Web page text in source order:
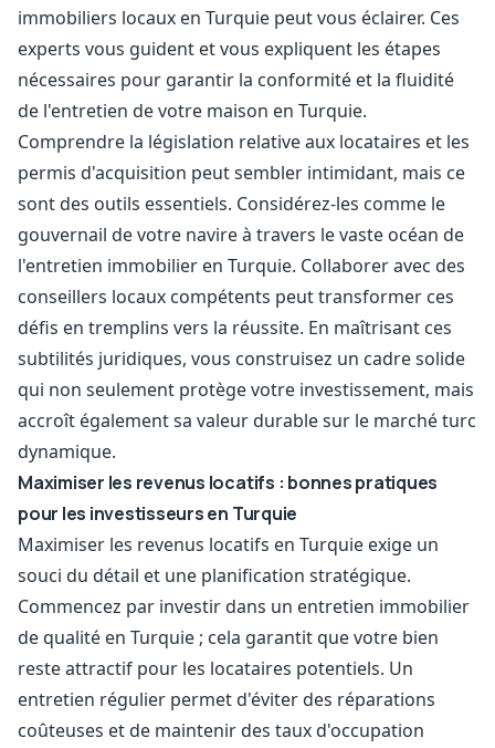
immobiliers locaux en Turquie peut vous éclairer. Ces
experts vous guident et vous expliquent les étapes
nécessaires pour garantir la conformité et la fluidité
de l'entretien de votre maison en Turquie.
Comprendre la législation relative aux locataires et les
permis d'acquisition peut sembler intimidant, mais ce
sont des outils essentiels. Considérez-les comme le
gouvernail de votre navire à travers le vaste océan de
l'entretien immobilier en Turquie. Collaborer avec des
conseillers locaux compétents peut transformer ces
défis en tremplins vers la réussite. En maîtrisant ces
subtilités juridiques, vous construisez un cadre solide
qui non seulement protège votre investissement, mais
accroît également sa valeur durable sur le marché turc
dynamique.
Maximiser les revenus locatifs : bonnes pratiques
pour les investisseurs en Turquie
Maximiser les revenus locatifs en Turquie exige un
souci du détail et une planification stratégique.
Commencez par investir dans un entretien immobilier
de qualité en Turquie ; cela garantit que votre bien
reste attractif pour les locataires potentiels. Un
entretien régulier permet d'éviter des réparations
coûteuses et de maintenir des taux d'occupation